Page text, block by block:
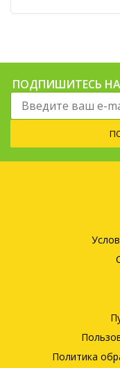
ПОДПИШИТЕСЬ
Политика